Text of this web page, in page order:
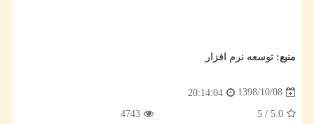
منبع: توسعه نرم افزار
1398/10/08
20:14:04
5.0
/
5
4743